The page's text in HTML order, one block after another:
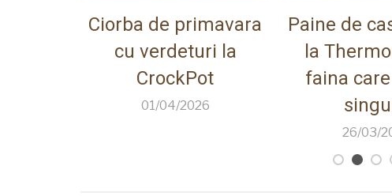
Ciorba de primavara
cu verdeturi la
CrockPot
01/04/2026
Paine de
la
faina
26/03/